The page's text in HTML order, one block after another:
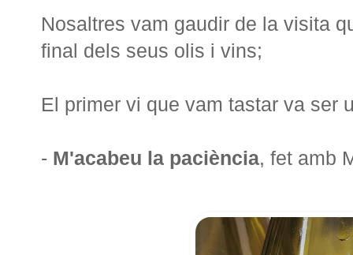
Nosaltres vam gaudir de la visita
final dels seus olis i vins;
El primer vi que vam tastar va ser
- M'acabeu la paciència, fet amb